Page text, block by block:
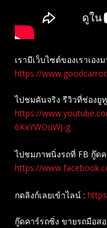
เรามีเว็บไซต์ของเราเอง
https://
ไปชมคันจริง รีวิวที่ช่องยู​
https://
6KxYWOuWJ-g
ไปชมภาพนิ่งรถที่ FB กู๊ด
https://
กดลิงก์เลยเข้าไลน์ :
กู๊ดคาร์รถซิ่ง ขายรถมือ